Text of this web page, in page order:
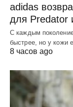
adidas
для Predator
С каждым
быстрее, но у кожи
8 часов ago